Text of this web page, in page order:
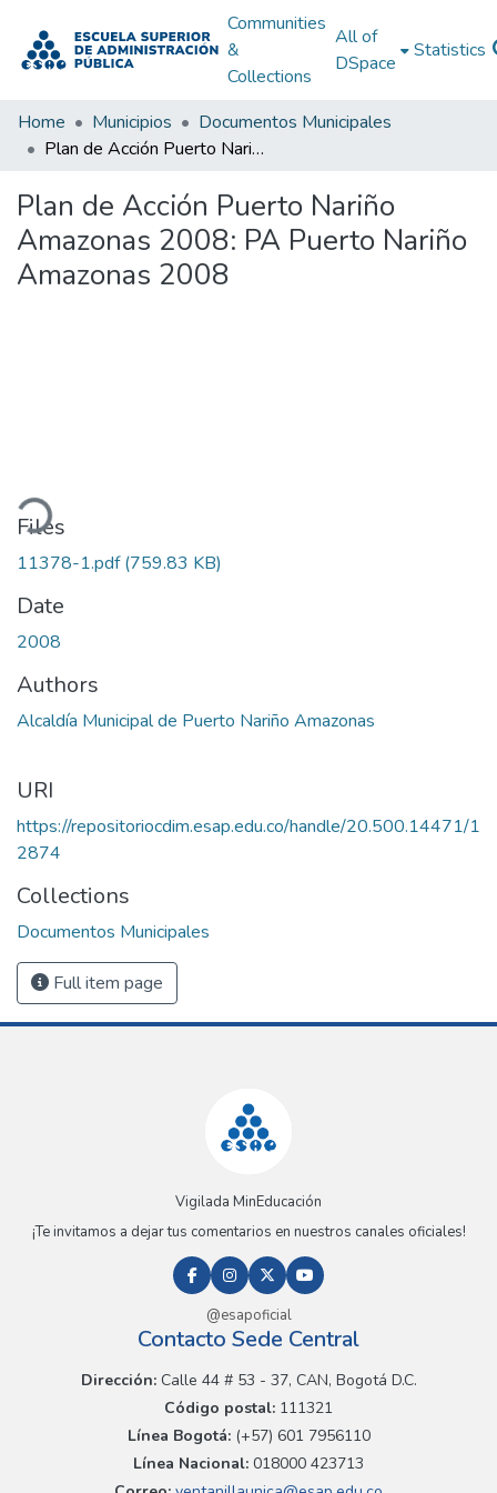
Communities
&
Collections
All of
DSpace
Statistics
Home Municipios
Documentos Municipales
Plan de Acción Puerto Nariño Amazonas 2008: PA Puerto Nariño Amazonas 2008
Plan de Acción Puerto Nariño
Amazonas 2008: PA Puerto Nariño
Amazonas 2008
Files
11378-1.pdf(759.83 KB)
Date
2008
Authors
Alcaldía Municipal de Puerto Nariño Amazonas
URI
https://repositoriocdim.esap.edu.co/handle/20.500.14471/1
2874
Collections
Documentos Municipales
Full item page
Vigilada MinEducación
¡Te invitamos a dejar tus comentarios en nuestros canales oficiales!
@esapoficial
Contacto Sede Central
Dirección:Calle 44 # 53 - 37, CAN, Bogotá D.C.
Código postal: 111321
Línea Bogotá:(+57) 601 7956110
Línea Nacional: 018000 423713